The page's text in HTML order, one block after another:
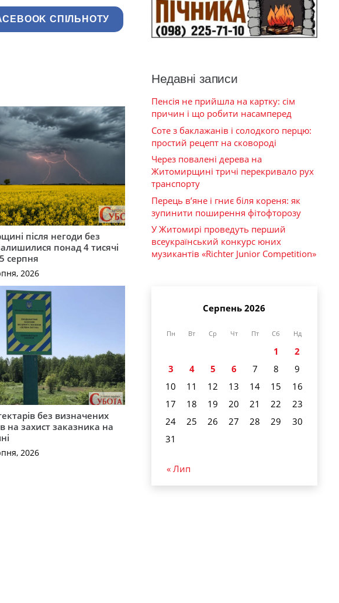
СПІЛЬНОТУ
після негоди без
понад 4 тисячі
серпня
2026
без визначених
на захист заказника на
2026
Недавні записи
Пенсія не прийшла на картку: сім
причин і що робити насамперед
Соте з баклажанів і солодкого перцю:
простий рецепт на сковороді
Через повалені дерева на
Житомирщині тричі перекривало рух
транспорту
Перець в’яне і гниє біля кореня: як
зупинити поширення фітофторозу
У Житомирі проведуть перший
всеукраїнський конкурс юних
музикантів «Richter Junior Competition»
Серпень 2026
Пн Вт Ср Чт Пт Сб Нд
1
2
3
4 5 6 7 8
9
10
11 12 13 14 15
16
17
18 19 20 21 22
23
24
25 26 27 28 29
30
31
« Лип